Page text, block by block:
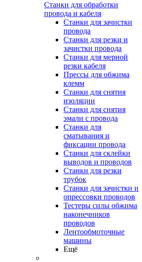
Станки для обработки
провода и кабеля
Станки для зачистки
провода
Станки для резки и
зачистки провода
Станки для мерной
резки кабеля
Прессы для обжима
клемм
Станки для снятия
изоляции
Станки для снятия
эмали с провода
Станки для
сматывания и
фиксации провода
Станки для склейки
выводов и проводов
Станки для резки
трубок
Станки для зачистки и
опрессовки проводов
Тестеры силы обжима
наконечников
проводов
Лентообмоточные
машины
Ещё